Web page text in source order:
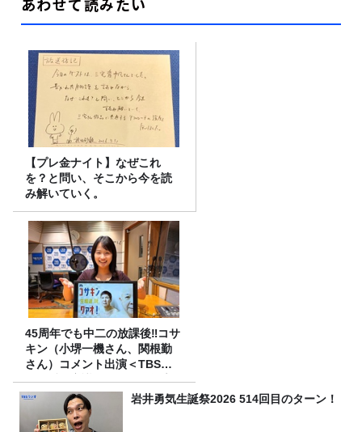
あわせて読みたい
【プレ金ナイト】なぜこれ
を？と問い、そこから今を読
み解いていく。
45周年でも中二の放課後‼コサ
キン（小堺一機さん、関根勤
さん）コメント出演＜TBSラ
ジオ番組審議会からのご報告
＞
岩井勇気生誕祭2026 514回目のターン！